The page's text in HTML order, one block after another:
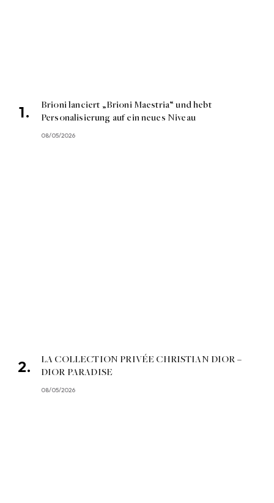
Brioni lanciert „Brioni Maestria“ und hebt
Personalisierung auf ein neues Niveau
08/05/2026
LA COLLECTION PRIVÉE CHRISTIAN DIOR –
DIOR PARADISE
08/05/2026